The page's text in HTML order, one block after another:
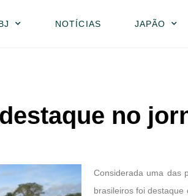
NOTÍCIAS JAPÃO
no
Considerada uma das
brasileiros foi destaque